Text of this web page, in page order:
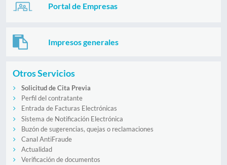
Portal de Empresas
Impresos generales
Otros Servicios
Solicitud de Cita Previa
Perfil del contratante
Entrada de Facturas Electrónicas
Sistema de Notificación Electrónica
Buzón de sugerencias, quejas o reclamaciones
Canal AntiFraude
Actualidad
Verificación de documentos